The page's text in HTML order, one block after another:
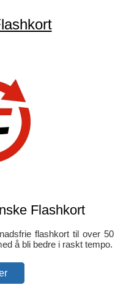
Flashkort
flashkort til over 50
å bli bedre i raskt tempo.